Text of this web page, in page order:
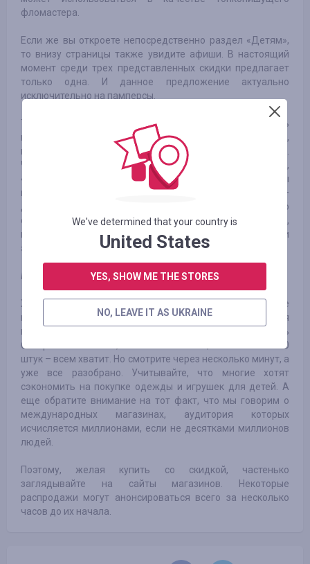
фломастера.
Если же вы откроете непосредственно раздел «Детям»,
то внизу страницы также увидите афиши. В настоящий
момент среди трех представленных скидки предлагает
только одна. И данное предложение актуально
исключительно на памперсы.
Также на этом сайте присутствует еще одна возможность
посмотреть акционные детские товары подобно той,
которая представлена на описанном выше ресурсе.
Чтобы увидеть ее, откройте любой раздел. Например,
«Одежда для мальчиков». Обратите внимание, что вы
имеете возможность сортировать товары по скидке –
достаточно для этого кликнуть на соответствующую
ссылку. И вверху страницы появятся товары,
продающиеся по акционным ценам. Размер скидки при
этом будет указан в общем каталоге рядом с товаром.
Несколько советов по скидкам
Хочется еще сказать, что акционные товары, на которые
предлагают реальные скидки, разбираются
покупателями быстро. Я бы даже сказал, что очень
быстро. Казалось бы, на сайте отмечено, что в наличии 50
штук – всем хватит. Но смотрите через несколько минут, а
уже все разобрано. Учитывайте, что многие хотят
сэкономить на покупке одежды и игрушек для детей. А
еще обратите внимание на тот факт, что мы говорим о
международных магазинах, аудитория которых
исчисляется миллионами, если не десятками миллионов
людей.
Поэтому, желая купить со скидкой, частенько
заглядывайте на сайты магазинов. Некоторые
распродажи могут анонсироваться всего за несколько
часов до их начала.
We've determined that your country is
United States
YES, SHOW ME THE STORES
NO, LEAVE IT AS UKRAINE